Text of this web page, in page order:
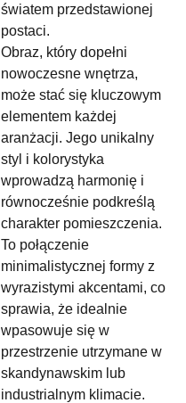
światem przedstawionej
postaci.
Obraz, który dopełni
nowoczesne wnętrza,
może stać się kluczowym
elementem każdej
aranżacji. Jego unikalny
styl i kolorystyka
wprowadzą harmonię i
równocześnie podkreślą
charakter pomieszczenia.
To połączenie
minimalistycznej formy z
wyrazistymi akcentami, co
sprawia, że idealnie
wpasowuje się w
przestrzenie utrzymane w
skandynawskim lub
industrialnym klimacie.